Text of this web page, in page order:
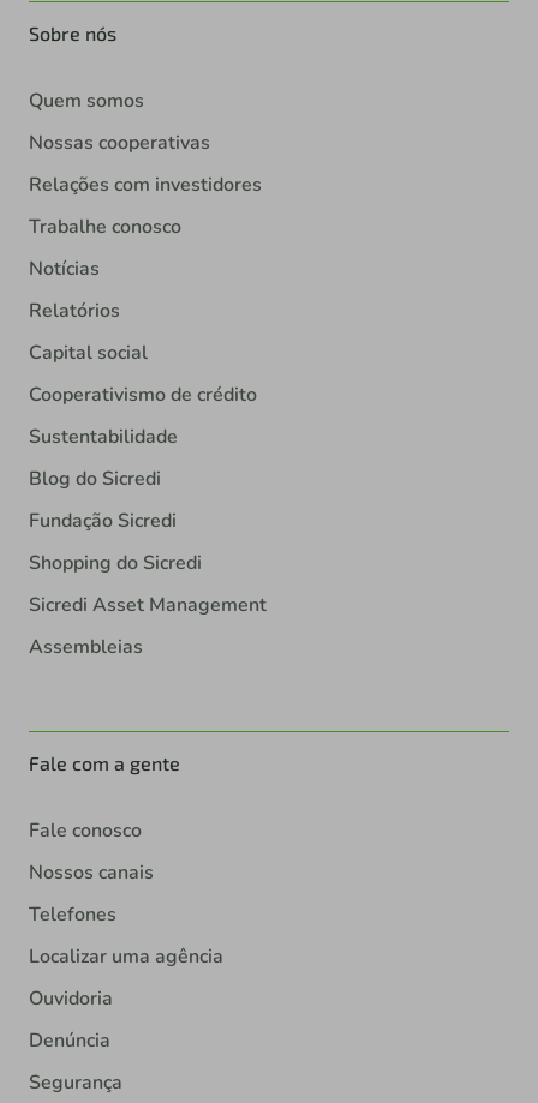
Sobre nós
Quem somos
Nossas cooperativas
Relações com investidores
Trabalhe conosco
Notícias
Relatórios
Capital social
Cooperativismo de crédito
Sustentabilidade
Blog do Sicredi
Fundação Sicredi
Shopping do Sicredi
Sicredi Asset Management
Assembleias
Fale com a gente
Fale conosco
Nossos canais
Telefones
Localizar uma agência
Ouvidoria
Denúncia
Segurança